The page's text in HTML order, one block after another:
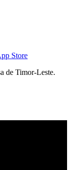
de Timor-Leste.